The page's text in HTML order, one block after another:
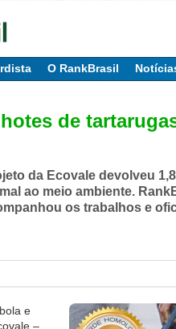
O RankBrasil
de
da Ecovale devolveu
ao meio ambiente.
os trabalhos e
e
–